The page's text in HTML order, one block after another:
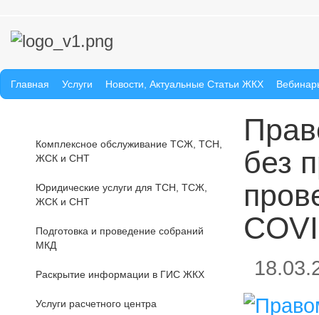
Главная Услуги Новости, Актуальные Статьи ЖКХ
Комплексное обслуживание ТСЖ, ТСН,
ЖСК и СНТ
Юридические услуги для ТСН, ТСЖ,
ЖСК и СНТ
Подготовка и проведение собраний
МКД
Раскрытие информации в ГИС ЖКХ
Услуги расчетного центра
без